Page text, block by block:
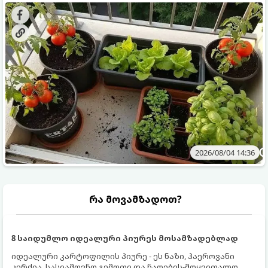
ბოსტნეულს მოკრეფთ.
და როგორ მოუაროთ მათ სწორად.
2026/08/04 14:36
რა მოვამზადოთ?
8 საიდუმლო იდეალური პიურეს მოსამზადებლად
იდეალური კარტოფილის პიურე - ეს ნაზი, ჰაეროვანი